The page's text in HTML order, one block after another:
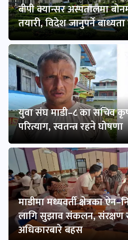
बीपी क्यान्सर अस्पतालमा
तयारी, विदेश जानुपर्ने
युवा संघ माडी–८ का सचिव
परित्याग, स्वतन्त्र रहने घोषणा
माडीमा मध्यवर्ती क्षेत्रका
लागि सुझाव संकलन, संरक्षण
अधिकारबारे बहस